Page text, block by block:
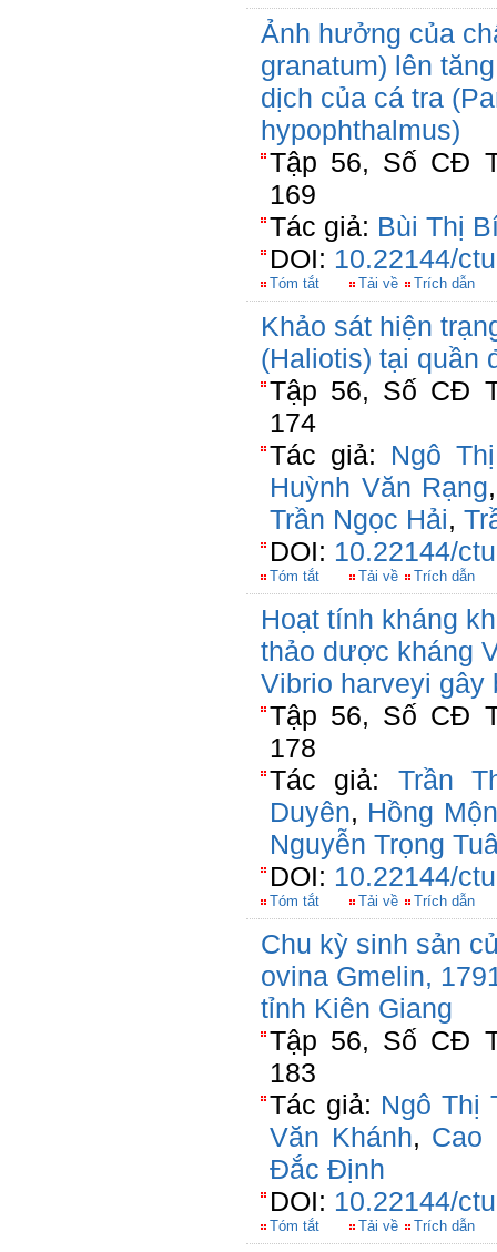
Ảnh hưởng của
granatum) lên
dịch của cá tra
hypophthalmus)
Tập 56, Số CĐ
169
Tác giả: Bùi Thị
DOI: 10.22144/
Tóm tắt Tải về Trích dẫn
Khảo sát hiện
(Haliotis) tại quần
Tập 56, Số CĐ
174
Tác giả: Ngô
Huỳnh Văn Rạng
Trần Ngọc Hải,
DOI: 10.22144/
Tóm tắt Tải về Trích dẫn
Hoạt tính kháng
thảo dược kháng
Vibrio harveyi gây
Tập 56, Số CĐ
178
Tác giả: Trần
Duyên, Hồng
Nguyễn Trọng
DOI: 10.22144/
Tóm tắt Tải về Trích dẫn
Chu kỳ sinh sản
ovina Gmelin,
tỉnh Kiên Giang
Tập 56, Số CĐ
183
Tác giả: Ngô Thị
Văn Khánh, Cao
Đắc Định
DOI: 10.22144/
Tóm tắt Tải về Trích dẫn